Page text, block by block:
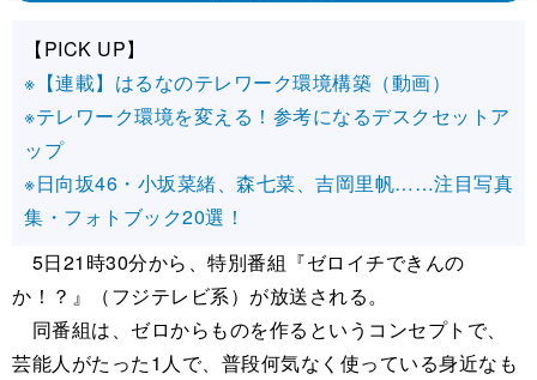
【PICK UP】
※【連載】はるなのテレワーク環境構築（動画）
※テレワーク環境を変える！参考になるデスクセットア
ップ
※日向坂46・小坂菜緒、森七菜、吉岡里帆……注目写真
集・フォトブック20選！
5日21時30分から、特別番組『ゼロイチできんの
か！？』（フジテレビ系）が放送される。
同番組は、ゼロからものを作るというコンセプトで、
芸能人がたった1人で、普段何気なく使っている身近なも